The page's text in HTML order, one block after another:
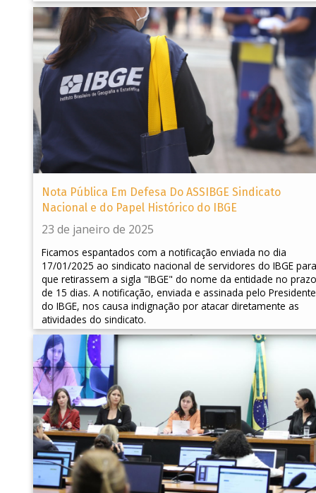
Nota Pública Em Defesa Do ASSIBGE Sindicato
Nacional e do Papel Histórico do IBGE
23 de janeiro de 2025
Ficamos espantados com a notificação enviada no dia
17/01/2025 ao sindicato nacional de servidores do IBGE para
que retirassem a sigla "IBGE" do nome da entidade no prazo
de 15 dias. A notificação, enviada e assinada pelo Presidente
do IBGE, nos causa indignação por atacar diretamente as
atividades do sindicato.